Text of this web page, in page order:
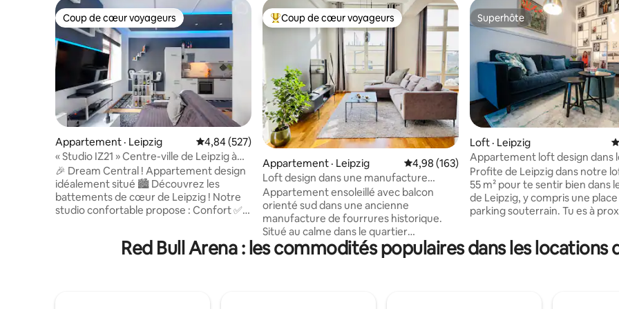
Coup de cœur voyageurs
Coup de cœur voyageurs
Appartement · Leipzig Note moyenne de 4,84 sur 5, 527 commentaires
4,84 (527)
« Studio IZ21 » Centre-ville de Leipzig à
proximité de l'Arena
🎉 Dream Central ! Appartement design
idéalement situé 🏙️ Découvrez les
battements de cœur de Leipzig ! Notre
studio confortable propose : Confort ✅
vaisselle, micro-ondes, cuisinière)
Coup de cœur voyageurs parmi les plus aimés
Coup de cœur voyageurs
Appartement · Leipzig Note moyenne de 4,98 sur 5, 163
4,98 (163)
Loft design dans une manufacture
manufacture historique près de
l'aréna/du stade
Appartement ensoleillé avec balcon
orienté sud dans une ancienne
manufacture de fourrures historique.
Situé au calme dans le quartier
verdoyant de l'ouest, juste à la limite du
centre-ouest, non loin du stade RB et de
Superhôte
Superhôte
Loft · Leipzig
Appartement loft design dans
avec parking souterrain
Profite de Leipzig dans notre
55 m² pour te sentir bien dans
de Leipzig, y compris une
parking souterrain. Tu es à
endroit calme avec une
confortable dans la cour
Red Bull Arena : les commodités populaires dans les locations